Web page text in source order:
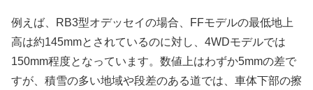
例えば、RB3型オデッセイの場合、FFモデルの最低地上
高は約145mmとされているのに対し、4WDモデルでは
150mm程度となっています。数値上はわずか5mmの差で
すが、積雪の多い地域や段差のある道では、車体下部の擦